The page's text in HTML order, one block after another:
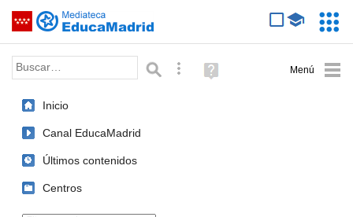
Saltar navegación
Palabra o frase: Búsqueda avanzada
Ayuda
(en
Inicio
Canal EducaMadrid
Últimos contenidos
Centros